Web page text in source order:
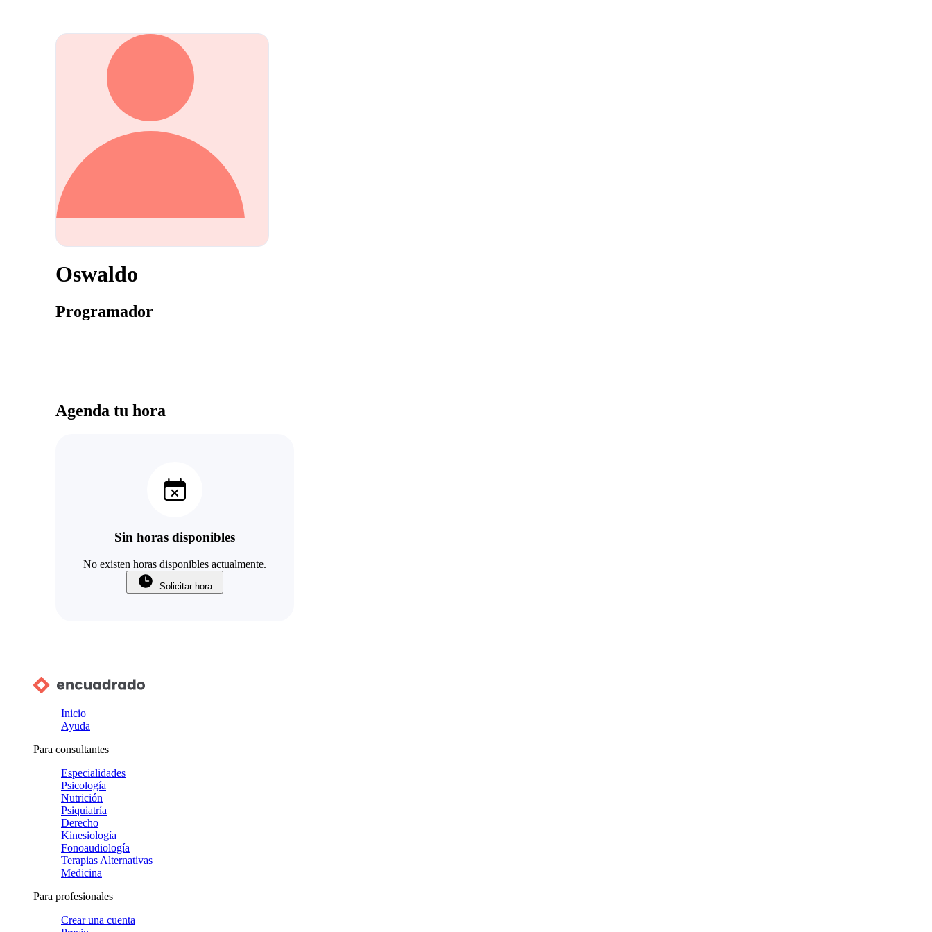
Oswaldo
Programador
Agenda tu hora
Sin horas disponibles
No existen horas disponibles actualmente.
Solicitar hora
Inicio
Ayuda
Para consultantes
Especialidades
Psicología
Nutrición
Psiquiatría
Derecho
Kinesiología
Fonoaudiología
Terapias Alternativas
Medicina
Para profesionales
Crear una cuenta